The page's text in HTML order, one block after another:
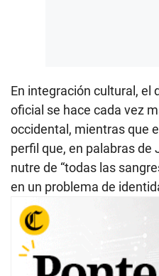
En integración cultural, el
oficial se hace cada vez
occidental, mientras que
perfil que, en palabras de
nutre de “todas las
en un problema de